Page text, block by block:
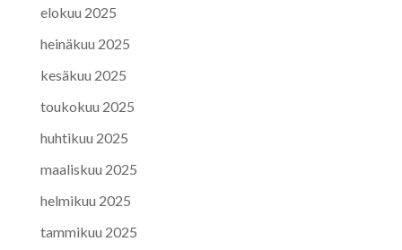
elokuu 2025
heinäkuu 2025
kesäkuu 2025
toukokuu 2025
huhtikuu 2025
maaliskuu 2025
helmikuu 2025
tammikuu 2025